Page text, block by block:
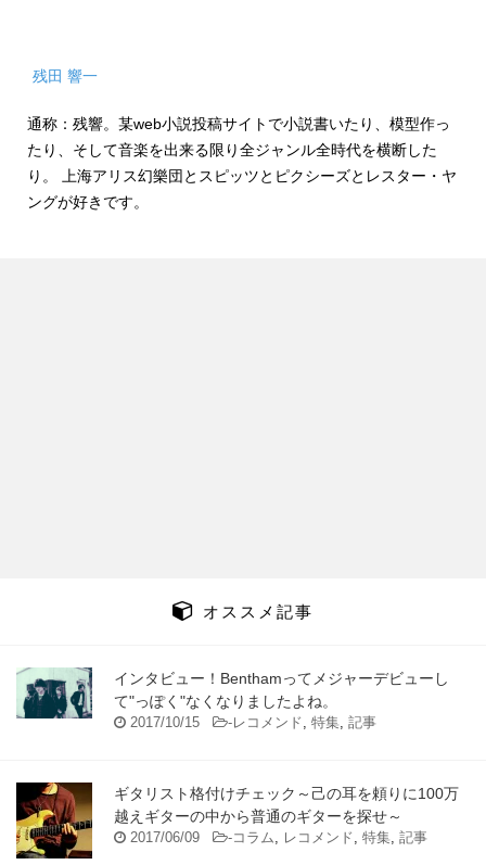
残田 響一
通称：残響。某web小説投稿サイトで小説書いたり、模型作っ
たり、そして音楽を出来る限り全ジャンル全時代を横断した
り。 上海アリス幻樂団とスピッツとピクシーズとレスター・ヤ
ングが好きです。
オススメ記事
インタビュー！Benthamってメジャーデビューし
て"っぽく"なくなりましたよね。
2017/10/15 -レコメンド, 特集, 記事
ギタリスト格付けチェック～己の耳を頼りに100万
越えギターの中から普通のギターを探せ～
2017/06/09 -コラム, レコメンド, 特集, 記事